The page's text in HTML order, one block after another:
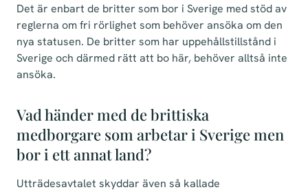
Det är enbart de britter som bor i Sverige med stöd av
reglerna om fri rörlighet som behöver ansöka om den
nya statusen. De britter som har uppehållstillstånd i
Sverige och därmed rätt att bo här, behöver alltså inte
ansöka.
Vad händer med de brittiska
medborgare som arbetar i Sverige men
bor i ett annat land?
Utträdesavtalet skyddar även så kallade